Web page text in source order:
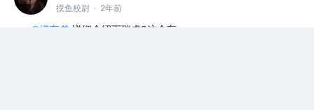
摸鱼校尉 · 2年前
@懂车弟 详细介绍下瑞虎9这个车